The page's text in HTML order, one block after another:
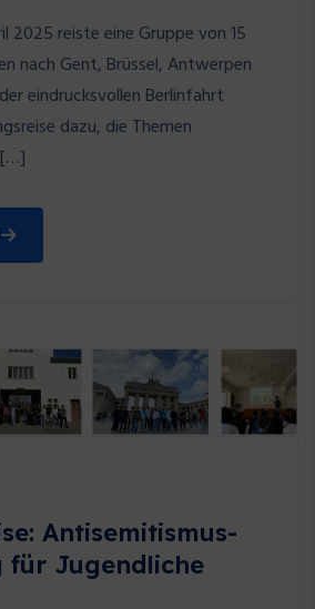
2025 reiste eine Gruppe von 15
nach Gent, Brüssel, Antwerpen
eindrucksvollen Berlinfahrt
dazu, die Themen
[…]
Antisemitismus-
für Jugendliche